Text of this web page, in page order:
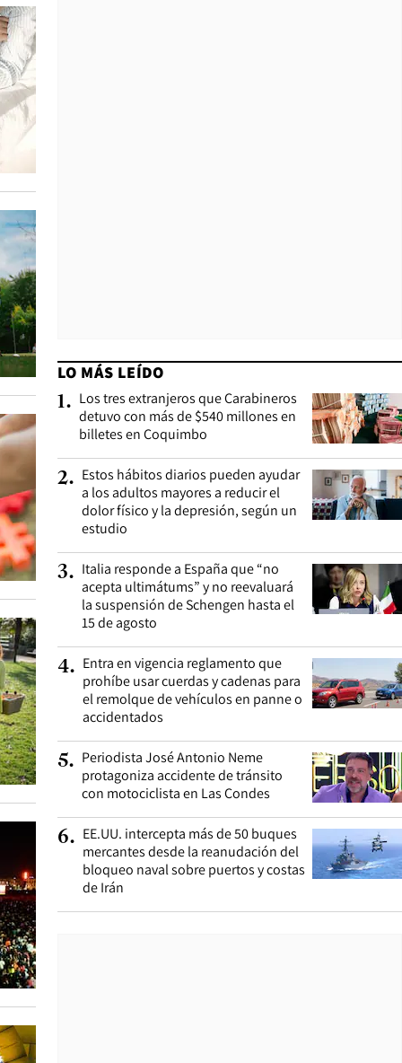
LO MÁS LEÍDO
1. Los tres extranjeros que Carabineros
detuvo con más de $540 millones en
billetes en Coquimbo
2. Estos hábitos diarios pueden ayudar
a los adultos mayores a reducir el
dolor físico y la depresión, según un
estudio
3. Italia responde a España que “no
acepta ultimátums” y no reevaluará
la suspensión de Schengen hasta el
15 de agosto
4. Entra en vigencia reglamento que
prohíbe usar cuerdas y cadenas para
el remolque de vehículos en panne o
accidentados
5. Periodista José Antonio Neme
protagoniza accidente de tránsito
con motociclista en Las Condes
6. EE.UU. intercepta más de 50 buques
mercantes desde la reanudación del
bloqueo naval sobre puertos y costas
de Irán